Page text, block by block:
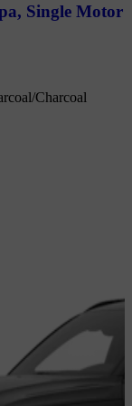
, Single Motor
Charcoal